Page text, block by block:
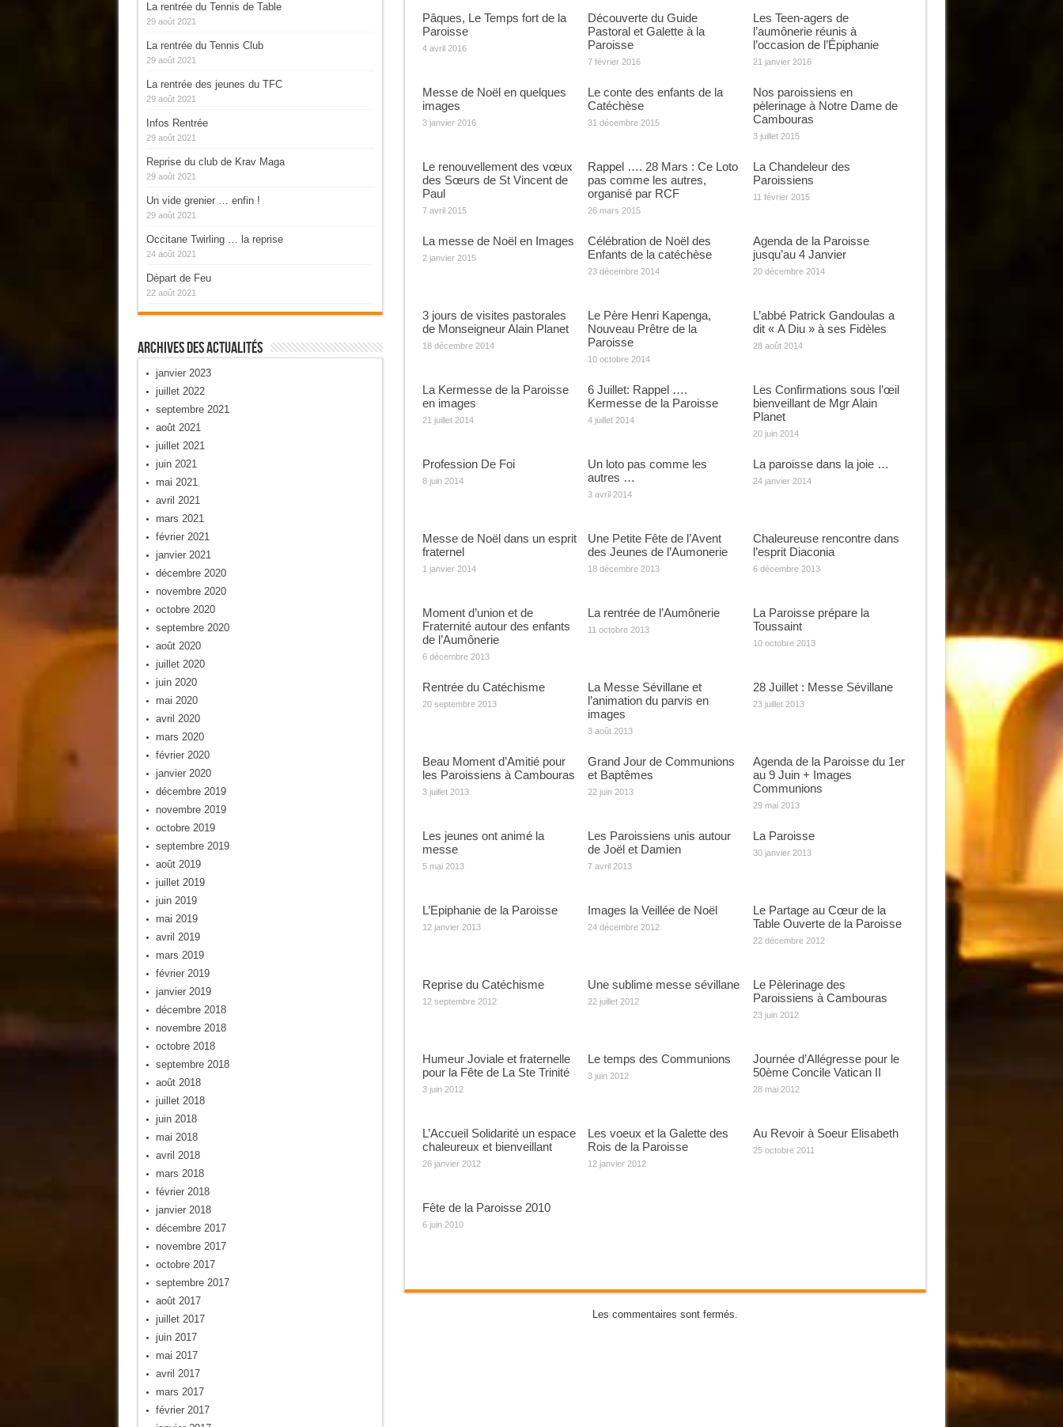
Pâques, Le Temps fort de la
Paroisse
4 avril 2016
Découverte du Guide
Pastoral et Galette à la
Paroisse
7 février 2016
Les Teen-agers de
l’aumônerie réunis à
l’occasion de l’Épiphanie
21 janvier 2016
Messe de Noël en quelques
images
3 janvier 2016
Le conte des enfants de la
Catéchèse
31 décembre 2015
Nos paroissiens en
pèlerinage à Notre Dame de
Cambouras
3 juillet 2015
Le renouvellement des vœux
des Sœurs de St Vincent de
Paul
7 avril 2015
Rappel …. 28 Mars : Ce Loto
pas comme les autres,
organisé par RCF
26 mars 2015
La Chandeleur des
Paroissiens
11 février 2015
La messe de Noël en Images
2 janvier 2015
Célébration de Noël des
Enfants de la catéchèse
23 décembre 2014
Agenda de la Paroisse
jusqu’au 4 Janvier
20 décembre 2014
3 jours de visites pastorales
de Monseigneur Alain Planet
18 décembre 2014
Le Père Henri Kapenga,
Nouveau Prêtre de la
Paroisse
10 octobre 2014
L’abbé Patrick Gandoulas a
dit « A Diu » à ses Fidèles
28 août 2014
La Kermesse de la Paroisse
en images
21 juillet 2014
6 Juillet: Rappel ….
Kermesse de la Paroisse
4 juillet 2014
Les Confirmations sous l’œil
bienveillant de Mgr Alain
Planet
20 juin 2014
Profession De Foi
8 juin 2014
Un loto pas comme les
autres …
3 avril 2014
La paroisse dans la joie …
24 janvier 2014
Messe de Noël dans un esprit
fraternel
1 janvier 2014
Une Petite Fête de l’Avent
des Jeunes de l’Aumonerie
18 décembre 2013
Chaleureuse rencontre dans
l’esprit Diaconia
6 décembre 2013
Moment d’union et de
Fraternité autour des enfants
de l’Aumônerie
6 décembre 2013
La rentrée de l’Aumônerie
11 octobre 2013
La Paroisse prépare la
Toussaint
10 octobre 2013
Rentrée du Catéchisme
20 septembre 2013
La Messe Sévillane et
l’animation du parvis en
images
3 août 2013
28 Juillet : Messe Sévillane
23 juillet 2013
Beau Moment d’Amitié pour
les Paroissiens à Cambouras
3 juillet 2013
Grand Jour de Communions
et Baptêmes
22 juin 2013
Agenda de la Paroisse du 1er
au 9 Juin + Images
Communions
29 mai 2013
Les jeunes ont animé la
messe
5 mai 2013
Les Paroissiens unis autour
de Joël et Damien
7 avril 2013
La Paroisse
30 janvier 2013
L’Epiphanie de la Paroisse
12 janvier 2013
Images la Veillée de Noël
24 décembre 2012
Le Partage au Cœur de la
Table Ouverte de la Paroisse
22 décembre 2012
Reprise du Catéchisme
12 septembre 2012
Une sublime messe sévillane
22 juillet 2012
Le Pèlerinage des
Paroissiens à Cambouras
23 juin 2012
Humeur Joviale et fraternelle
pour la Fête de La Ste Trinité
3 juin 2012
Le temps des Communions
3 juin 2012
Journée d’Allégresse pour le
50ème Concile Vatican II
28 mai 2012
L’Accueil Solidarité un espace
chaleureux et bienveillant
26 janvier 2012
Les voeux et la Galette des
Rois de la Paroisse
12 janvier 2012
Au Revoir à Soeur Elisabeth
25 octobre 2011
Fête de la Paroisse 2010
6 juin 2010
Les commentaires sont fermés.
La rentrée du Tennis de Table
29 août 2021
La rentrée du Tennis Club
29 août 2021
La rentrée des jeunes du TFC
29 août 2021
Infos Rentrée
29 août 2021
Reprise du club de Krav Maga
29 août 2021
Un vide grenier … enfin !
29 août 2021
Occitane Twirling … la reprise
24 août 2021
Départ de Feu
22 août 2021
Archives Des Actualités
janvier 2023
juillet 2022
septembre 2021
août 2021
juillet 2021
juin 2021
mai 2021
avril 2021
mars 2021
février 2021
janvier 2021
décembre 2020
novembre 2020
octobre 2020
septembre 2020
août 2020
juillet 2020
juin 2020
mai 2020
avril 2020
mars 2020
février 2020
janvier 2020
décembre 2019
novembre 2019
octobre 2019
septembre 2019
août 2019
juillet 2019
juin 2019
mai 2019
avril 2019
mars 2019
février 2019
janvier 2019
décembre 2018
novembre 2018
octobre 2018
septembre 2018
août 2018
juillet 2018
juin 2018
mai 2018
avril 2018
mars 2018
février 2018
janvier 2018
décembre 2017
novembre 2017
octobre 2017
septembre 2017
août 2017
juillet 2017
juin 2017
mai 2017
avril 2017
mars 2017
février 2017